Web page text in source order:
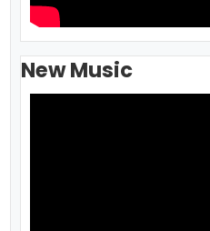
New Music